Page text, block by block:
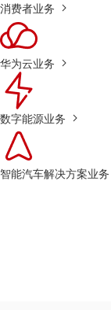
消费者业务
华为云业务
数字能源业务
智能汽车解决方案业务